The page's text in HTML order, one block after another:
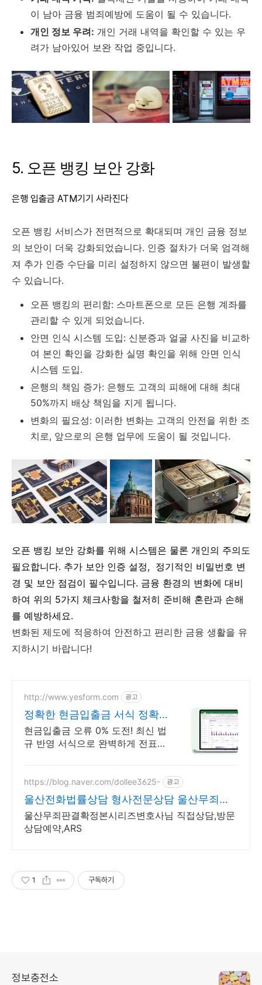
이 남아 금융 범죄예방에 도움이 될 수 있습니다.
개인 정보 우려: 개인 거래 내역을 확인할 수 있는 우
려가 남아있어 보완 작업 중입니다.
5. 오픈 뱅킹 보안 강화
은행 입출금 ATM기기 사라진다
오픈 뱅킹 서비스가 전면적으로 확대되며 개인 금융 정보
의 보안이 더욱 강화되었습니다. 인증 절차가 더욱 엄격해
져 추가 인증 수단을 미리 설정하지 않으면 불편이 발생할
수 있습니다.
오픈 뱅킹의 편리함: 스마트폰으로 모든 은행 계좌를
관리할 수 있게 되었습니다.
안면 인식 시스템 도입: 신분증과 얼굴 사진을 비교하
여 본인 확인을 강화한 실명 확인을 위해 안면 인식
시스템 도입.
은행의 책임 증가: 은행도 고객의 피해에 대해 최대
50%까지 배상 책임을 지게 됩니다.
변화의 필요성: 이러한 변화는 고객의 안전을 위한 조
치로, 앞으로의 은행 업무에 도움이 될 것입니다.
오픈 뱅킹 보안 강화를 위해 시스템은 물론 개인의 주의도
필요합니다. 추가 보안 인증 설정, 정기적인 비밀번호 변
경 및 보안 점검이 필수입니다. 금융 환경의 변화에 대비
하여 위의 5가지 체크사항을 철저히 준비해 혼란과 손해
를 예방하세요.
변화된 제도에 적응하여 안전하고 편리한 금융 생활을 유
지하시기 바랍니다!
http://www.yesform.com 광고
정확한 현금입출금 서식 정확
한 회계재무 관리
현금입출금 오류 0% 도전! 최신 법
규 반영 서식으로 완벽하게 전표
https://blog.naver.com/dollee3625- 광고
울산전화법률상담 형사전문상담 울산무죄시
리즈확정본변호사
울산무죄판결확정본시리즈변호사님 직접상담,방문
상담예약,ARS
1 구독하기
정보충전소